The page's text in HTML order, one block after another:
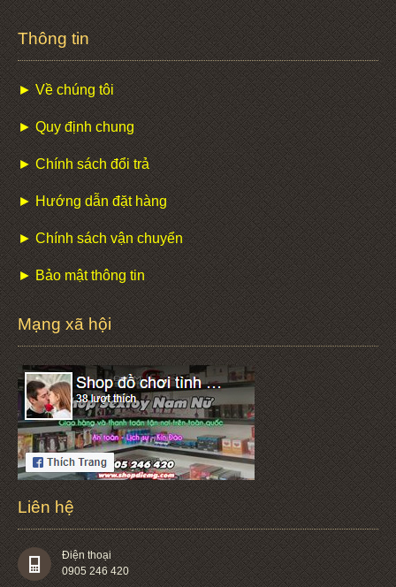
Thông tin
► Về chúng tôi
► Quy định chung
► Chính sách đổi trả
► Hướng dẫn đặt hàng
► Chính sách vận chuyển
► Bảo mật thông tin
Mạng xã hội
Liên hệ
Điện thoại
0905 246 420